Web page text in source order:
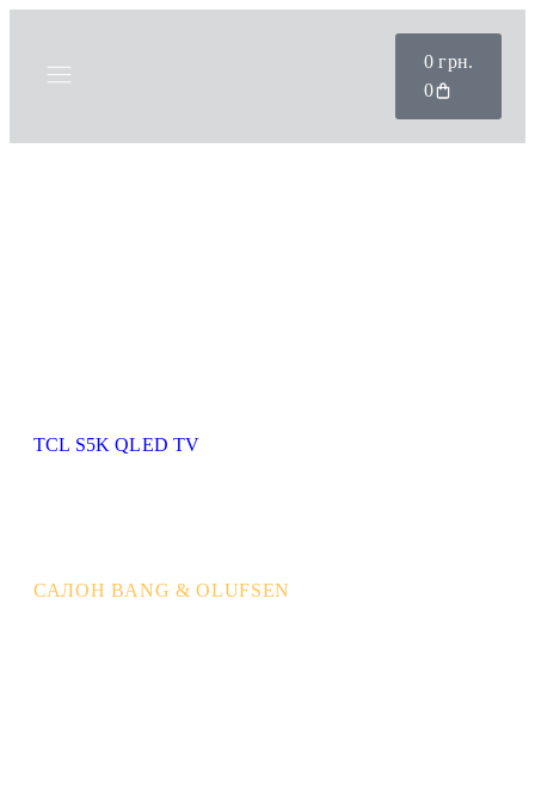
0грн.
0
Головна /40
TCL S5K QLED TV
САЛОН BANG & OLUFSEN